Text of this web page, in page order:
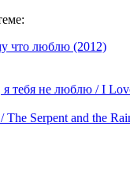
что люблю (2012)
тебя не люблю / I
The Serpent and the